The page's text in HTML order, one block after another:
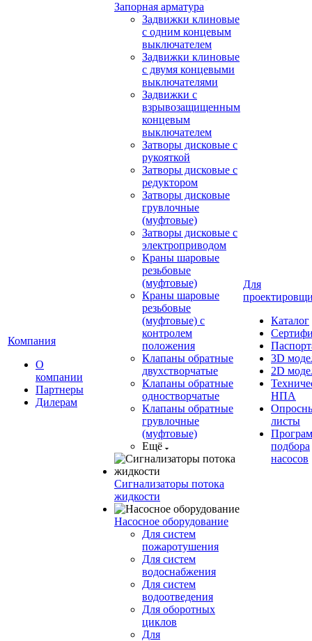
Компания
О
компании
Партнеры
Дилерам
Запорная арматура
Задвижки клиновые
с одним концевым
выключателем
Задвижки клиновые
с двумя концевыми
выключателями
Задвижки с
взрывозащищенным
концевым
выключателем
Затворы дисковые с
рукояткой
Затворы дисковые с
редуктором
Затворы дисковые
грувлочные
(муфтовые)
Затворы дисковые с
электроприводом
Краны шаровые
резьбовые
(муфтовые)
Краны шаровые
резьбовые
(муфтовые) с
контролем
положения
Клапаны обратные
двухстворчатые
Клапаны обратные
одностворчатые
Клапаны обратные
грувлочные
(муфтовые)
Ещё
Сигнализаторы потока
жидкости
Насосное оборудование
Для систем
пожаротушения
Для систем
водоснабжения
Для систем
водоотведения
Для оборотных
циклов
Для
Для
Каталог
3D
2D
НПА
листы
подбора
насосов